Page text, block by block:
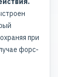
при
форс-